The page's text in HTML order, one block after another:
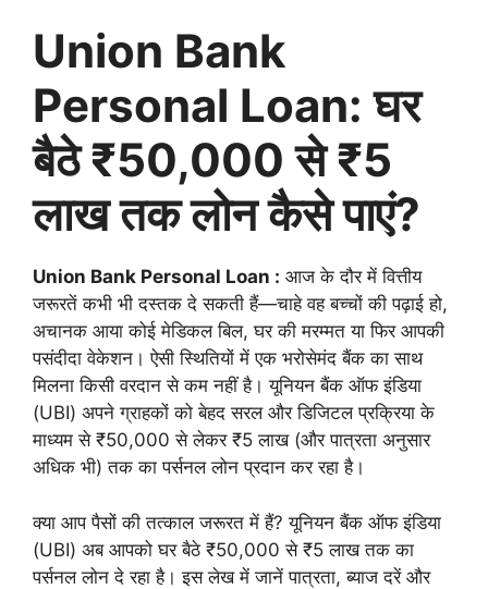
Union Bank
Personal Loan: घर
बैठे ₹50,000 से ₹5
लाख तक लोन कैसे पाएं?
Union Bank Personal Loan : आज के दौर में वित्तीय
जरूरतें कभी भी दस्तक दे सकती हैं—चाहे वह बच्चों की पढ़ाई हो,
अचानक आया कोई मेडिकल बिल, घर की मरम्मत या फिर आपकी
पसंदीदा वेकेशन। ऐसी स्थितियों में एक भरोसेमंद बैंक का साथ
मिलना किसी वरदान से कम नहीं है। यूनियन बैंक ऑफ इंडिया
(UBI) अपने ग्राहकों को बेहद सरल और डिजिटल प्रक्रिया के
माध्यम से ₹50,000 से लेकर ₹5 लाख (और पात्रता अनुसार
अधिक भी) तक का पर्सनल लोन प्रदान कर रहा है।
क्या आप पैसों की तत्काल जरूरत में हैं? यूनियन बैंक ऑफ इंडिया
(UBI) अब आपको घर बैठे ₹50,000 से ₹5 लाख तक का
पर्सनल लोन दे रहा है। इस लेख में जानें पात्रता, ब्याज दरें और